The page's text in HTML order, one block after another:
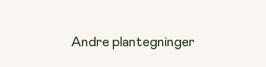
Andre plantegninger